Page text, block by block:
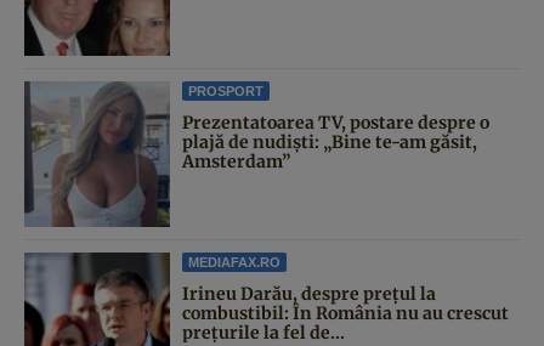
PROSPORT
Prezentatoarea TV, postare despre o
plajă de nudiști: „Bine te-am găsit,
Amsterdam”
MEDIAFAX.RO
Irineu Darău, despre prețul la
combustibil: În România nu au crescut
prețurile la fel de...